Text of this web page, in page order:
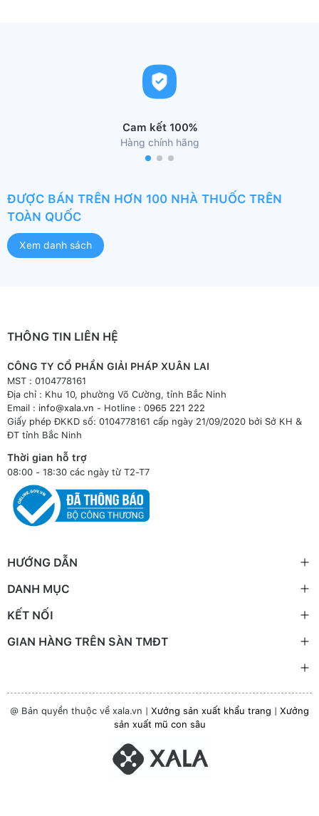
Cam kết 100%
Hàng chính hãng
ĐƯỢC BÁN TRÊN HƠN 100 NHÀ THUỐC TRÊN
TOÀN QUỐC
Xem danh sách
THÔNG TIN LIÊN HỆ
CÔNG TY CỔ PHẦN GIẢI PHÁP XUÂN LAI
MST : 0104778161
Địa chỉ : Khu 10, phường Võ Cường, tỉnh Bắc Ninh
Email : info@xala.vn - Hotline : 0965 221 222
Giấy phép ĐKKD số: 0104778161 cấp ngày 21/09/2020 bởi Sở KH &
ĐT tỉnh Bắc Ninh
Thời gian hỗ trợ
08:00 - 18:30 các ngày từ T2-T7
HƯỚNG DẪN
DANH MỤC
KẾT NỐI
GIAN HÀNG TRÊN SÀN TMĐT
@ Bản quyền thuộc về xala.vn | Xưởng sản xuất khẩu trang | Xưởng
sản xuất mũ con sâu